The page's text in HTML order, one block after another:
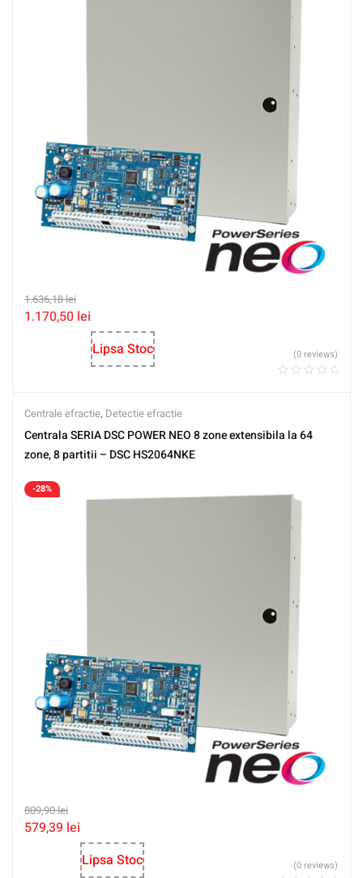
1.636,18lei
1.170,50 lei
Lipsa Stoc
(0 reviews)
Centrale efractie, Detectie efractie
Centrala SERIA DSC POWER NEO 8 zone extensibila la 64
zone, 8 partitii – DSC HS2064NKE
-28%
809,90lei
579,39 lei
Lipsa Stoc
(0 reviews)